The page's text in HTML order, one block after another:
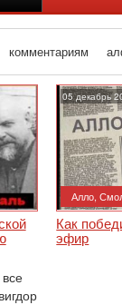
комментариям
05 декабрь
Алло,
Как
эфир